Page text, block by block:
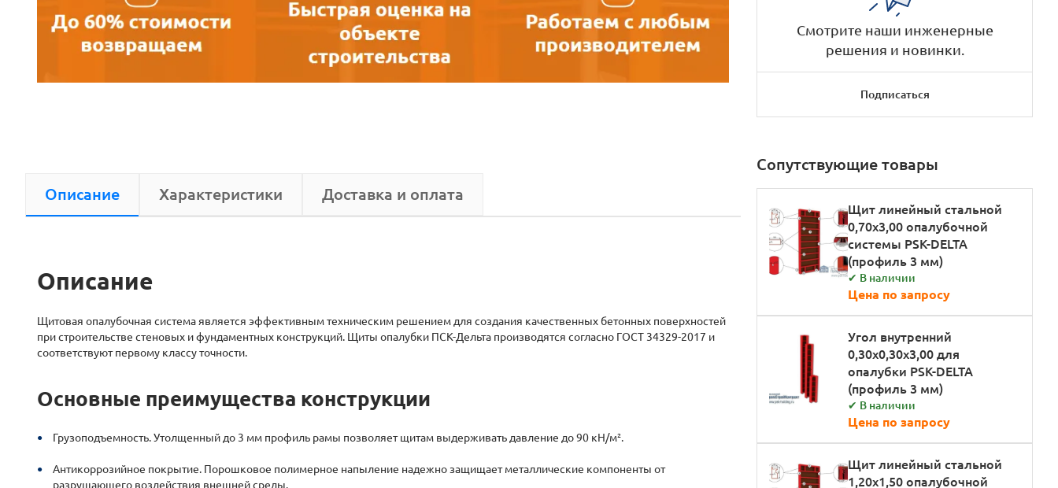
Описание Характеристики Доставка и оплата
Описание
Щитовая опалубочная система является эффективным техническим решением для создания качественных бетонных поверхностей
при строительстве стеновых и фундаментных конструкций. Щиты опалубки ПСК-Дельта производятся согласно ГОСТ 34329-2017 и
соответствуют первому классу точности.
Основные преимущества конструкции
Грузоподъемность.Утолщенный до 3 мм профиль рамы позволяет щитам выдерживать давление до 90 кН/м².
Антикоррозийное покрытие. Порошковое полимерное напыление надежно защищает металлические компоненты от
разрушающего воздействия внешней среды.
Смотрите наши инженерные
решения и новинки.
Подписаться
Сопутствующие товары
Щит линейный стальной
0,70х3,00 опалубочной
системы PSK-DELTA
(профиль 3 мм)
✔ В наличии
Цена по запросу
Угол внутренний
0,30х0,30х3,00 для
опалубки PSK-DELTA
(профиль 3 мм)
✔ В наличии
Цена по запросу
Щит линейный стальной
1,20х1,50 опалубочной